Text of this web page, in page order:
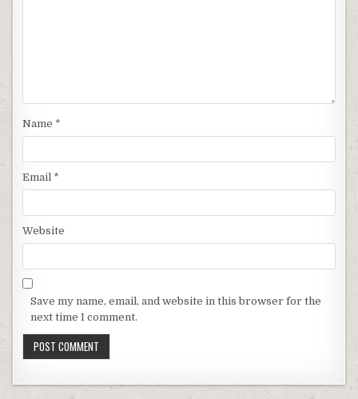
Name *
Email *
Website
Save my name, email, and website in this browser for the
next time I comment.